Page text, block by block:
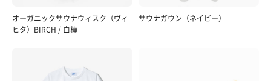
オーガニックサウナウィスク（ヴィ
ヒタ）BIRCH / 白樺
サウナガウン（ネイビー）